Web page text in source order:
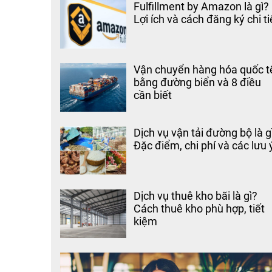
Fulfillment by Amazon là gì?
Lợi ích và cách đăng ký chi
Vận chuyển hàng hóa quốc
bằng đường biển và 8 điều
cần biết
Dịch vụ vận tải đường bộ là
Đặc điểm, chi phí và các lưu
Dịch vụ thuê kho bãi là gì?
Cách thuê kho phù hợp, tiết
kiệm